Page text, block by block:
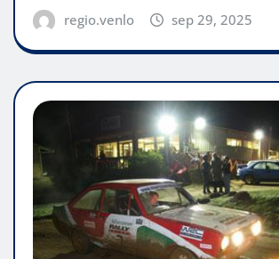
regio.venlo sep 29, 2025